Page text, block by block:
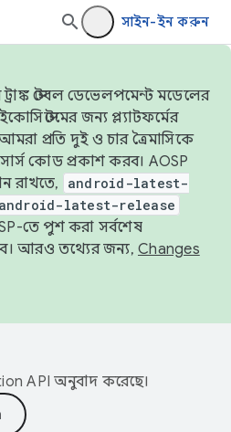
সাইন-ইন করুন
স্টেবল ডেভেলপমেন্ট মডেলের
জন্য প্ল্যাটফর্মের
প্রতি দুই ও চার ত্রৈমাসিকে
কোড প্রকাশ করব। AOSP
রাখতে,
android-latest-
android-latest-release
তে পুশ করা সর্বশেষ
আরও তথ্যের জন্য, Changes
API অনুবাদ করেছে।